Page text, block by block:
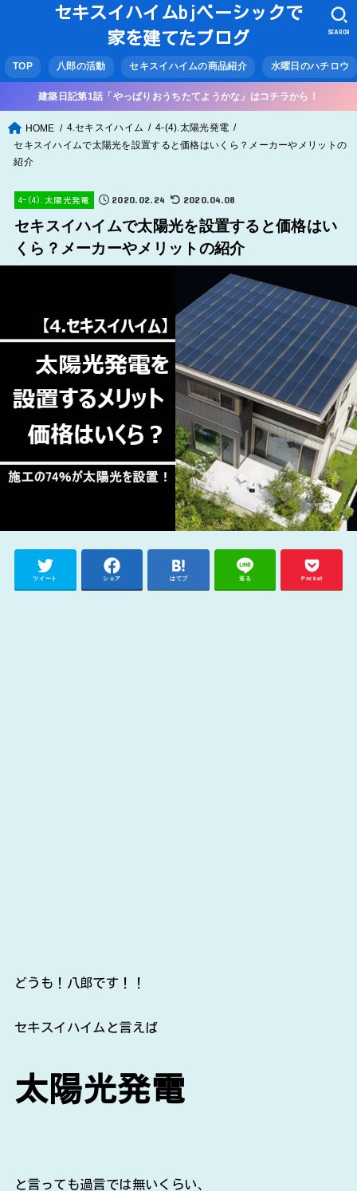
セキスイハイムbjベーシックで
家を建てたブログ
TOP 八郎の活動 セキスイハイムの商品紹介 水曜日のハチロウ
SEARCH
建築日記第1話「やっぱりおうちたてようかな」はコチラから！
HOME 4.セキスイハイム
4-(4).太陽光発電
セキスイハイムで太陽光を設置すると価格はいくら？メーカーやメリットの
紹介
4-(4).太陽光発電 2020.02.24 2020.04.08
セキスイハイムで太陽光を設置すると価格はい
くら？メーカーやメリットの紹介
ツイート シェア はてブ 送る Pocket
どうも！八郎です！！
セキスイハイムと言えば
太陽光発電
と言っても過言では無いくらい、